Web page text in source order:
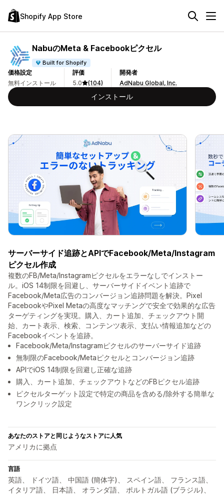
Shopify App Store
NabuのMeta & Facebookピクセル
Built for Shopify
価格設定
無料インストール
評価
5.0
(104)
開発者
AdNabu Global, Inc.
インストール
サーバーサイド追跡とAPIでFacebook/Meta/Instagram
ピクセル作成
複数のFB/Meta/Instagramピクセルをエラーなしでインストー
ル。iOS 14制限を回避し、サーバーサイドイベント追跡で
Facebook/Meta広告のコンバージョン追跡問題を解決。Pixel
FacebookやPixel Metaの高度なマッチングで安全で効果的な広告
ターゲティングを実現。購入、カート追加、チェックアウト開
始、カート表示、検索、コンテンツ表示、支払い情報追加などの
Facebookイベントを追跡。
Facebook/Meta/Instagramピクセルのサーバーサイド追跡
無制限のFacebook/Metaピクセルとコンバージョン追跡
APIでiOS 14制限を回避し正確な追跡
購入、カート追加、チェックアウトなどのFBピクセル追跡
ピクセルターゲット設定で特定の商品を含める/除外する簡単な
ワンクリック設定
あなたのストアと同じようなストアに人気
アメリカに拠点
言語
英語、 ドイツ語、 中国語 (簡体字)、 スペイン語、 フランス語、
イタリア語、 日本語、 オランダ語、 ポルトガル語 (ブラジル)、